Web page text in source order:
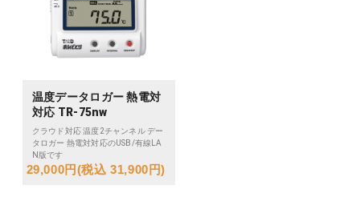
温度データロガー 熱電対
対応 TR-75nw
クラウド対応 温度2チャンネル デー
タロガー 熱電対対応のUSB/有線LA
N版です
29,000円(税込 31,900円)